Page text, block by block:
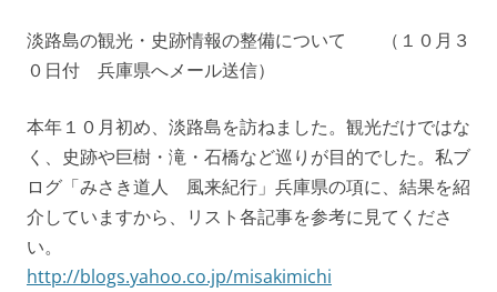
淡路島の観光・史跡情報の整備について （１０月３
０日付 兵庫県へメール送信）
本年１０月初め、淡路島を訪ねました。観光だけではな
く、史跡や巨樹・滝・石橋など巡りが目的でした。私ブ
ログ「みさき道人 風来紀行」兵庫県の項に、結果を紹
介していますから、リスト各記事を参考に見てくださ
い。
http://blogs.yahoo.co.jp/misakimichi